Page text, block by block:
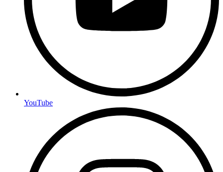
YouTube